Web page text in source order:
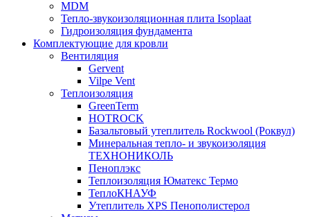
MDM
Тепло-звукоизоляционная плита Isoplaat
Гидроизоляция фундамента
Комплектующие для кровли
Вентиляция
Gervent
Vilpe Vent
Теплоизоляция
GreenTerm
HOTROCK
Базальтовый утеплитель Rockwool (Роквул)
Минеральная тепло- и звукоизоляция
ТЕХНОНИКОЛЬ
Пеноплэкс
Теплоизоляция Юматекс Термо
ТеплоКНАУФ
Утеплитель XPS Пенополистерол